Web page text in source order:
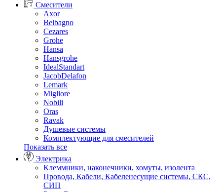
Смесители
Axor
Belbagno
Cezares
Grohe
Hansa
Hansgrohe
IdealStandart
JacobDelafon
Lemark
Migliore
Nobili
Oras
Ravak
Душевые системы
Комплектующие для смесителей
Показать все
Электрика
Клеммники, наконечники, хомуты, изолента
Провода, Кабели, Кабеленесущие системы, СКС,
СИП